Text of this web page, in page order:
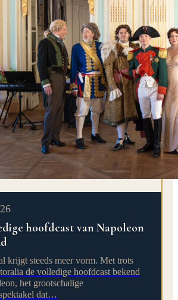
hoofdcast van Napoleon
krijgt steeds meer vorm. Met trots
de volledige hoofdcast bekend
het grootschalige
dat…